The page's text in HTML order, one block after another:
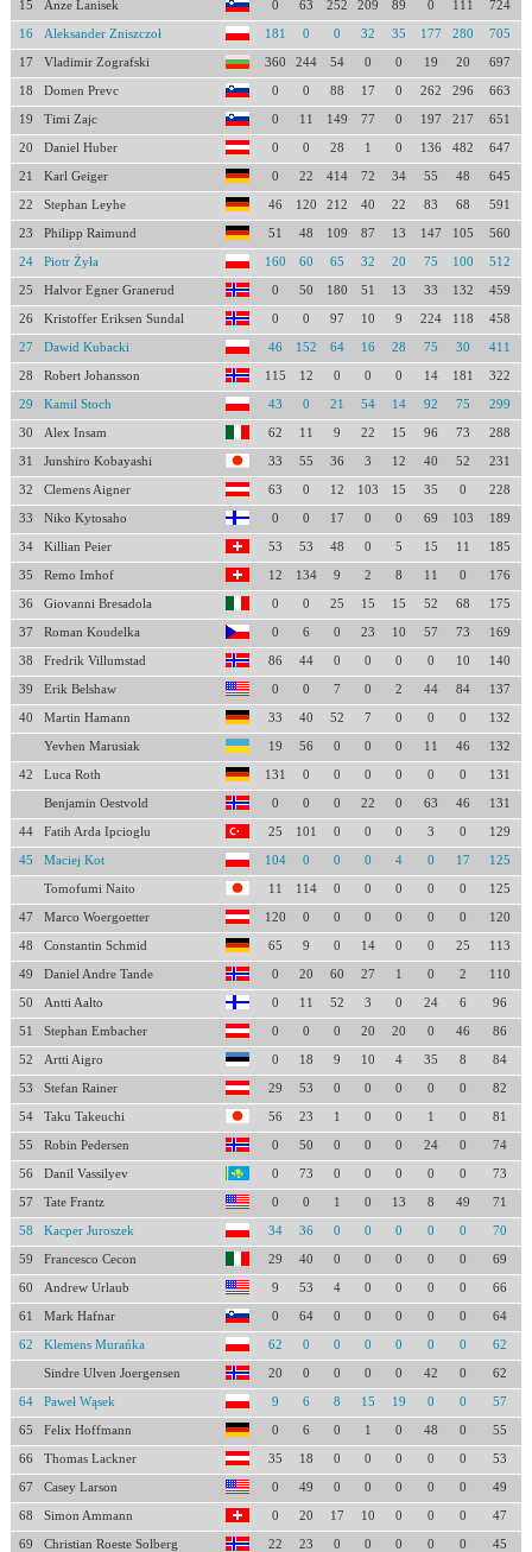
15 Anze Lanisek 0 63 252 209 89 0 111 724
16 Aleksander Zniszczoł 181 0 0 32 35 177 280 705
17 Vladimir Zografski 360 244 54 0 0 19 20 697
18 Domen Prevc 0 0 88 17 0 262 296 663
19 Timi Zajc 0 11 149 77 0 197 217 651
20 Daniel Huber 0 0 28 1 0 136 482 647
21 Karl Geiger 0 22 414 72 34 55 48 645
22 Stephan Leyhe 46 120 212 40 22 83 68 591
23 Philipp Raimund 51 48 109 87 13 147 105 560
24 Piotr Żyła 160 60 65 32 20 75 100 512
25 Halvor Egner Granerud 0 50 180 51 13 33 132 459
26 Kristoffer Eriksen Sundal 0 0 97 10 9 224 118 458
27 Dawid Kubacki 46 152 64 16 28 75 30 411
28 Robert Johansson 115 12 0 0 0 14 181 322
29 Kamil Stoch 43 0 21 54 14 92 75 299
30 Alex Insam 62 11 9 22 15 96 73 288
31 Junshiro Kobayashi 33 55 36 3 12 40 52 231
32 Clemens Aigner 63 0 12 103 15 35 0 228
33 Niko Kytosaho 0 0 17 0 0 69 103 189
34 Killian Peier 53 53 48 0 5 15 11 185
35 Remo Imhof 12 134 9 2 8 11 0 176
36 Giovanni Bresadola 0 0 25 15 15 52 68 175
37 Roman Koudelka 0 6 0 23 10 57 73 169
38 Fredrik Villumstad 86 44 0 0 0 0 10 140
39 Erik Belshaw 0 0 7 0 2 44 84 137
40 Martin Hamann 33 40 52 7 0 0 0 132
Yevhen Marusiak 19 56 0 0 0 11 46 132
42 Luca Roth 131 0 0 0 0 0 0 131
Benjamin Oestvold 0 0 0 22 0 63 46 131
44 Fatih Arda Ipcioglu 25 101 0 0 0 3 0 129
45 Maciej Kot 104 0 0 0 4 0 17 125
Tomofumi Naito 11 114 0 0 0 0 0 125
47 Marco Woergoetter 120 0 0 0 0 0 0 120
48 Constantin Schmid 65 9 0 14 0 0 25 113
49 Daniel Andre Tande 0 20 60 27 1 0 2 110
50 Antti Aalto 0 11 52 3 0 24 6 96
51 Stephan Embacher 0 0 0 20 20 0 46 86
52 Artti Aigro 0 18 9 10 4 35 8 84
53 Stefan Rainer 29 53 0 0 0 0 0 82
54 Taku Takeuchi 56 23 1 0 0 1 0 81
55 Robin Pedersen 0 50 0 0 0 24 0 74
56 Danil Vassilyev 0 73 0 0 0 0 0 73
57 Tate Frantz 0 0 1 0 13 8 49 71
58 Kacper Juroszek 34 36 0 0 0 0 0 70
59 Francesco Cecon 29 40 0 0 0 0 0 69
60 Andrew Urlaub 9 53 4 0 0 0 0 66
61 Mark Hafnar 0 64 0 0 0 0 0 64
62 Klemens Murańka 62 0 0 0 0 0 0 62
Sindre Ulven Joergensen 20 0 0 0 0 42 0 62
64 Paweł Wąsek 9 6 8 15 19 0 0 57
65 Felix Hoffmann 0 6 0 1 0 48 0 55
66 Thomas Lackner 35 18 0 0 0 0 0 53
67 Casey Larson 0 49 0 0 0 0 0 49
68 Simon Ammann 0 20 17 10 0 0 0 47
69 Christian Roeste Solberg 22 23 0 0 0 0 0 45